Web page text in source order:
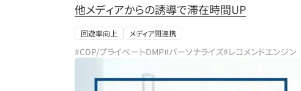
他メディアからの誘導で滞在時間UP
回遊率向上 メディア間連携
#CDP/プライベートDMP#パーソナライズ#レコメンドエンジン